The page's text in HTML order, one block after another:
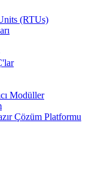
(RTUs)
Modüller
Çözüm Platformu